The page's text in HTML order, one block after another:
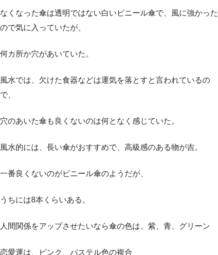
なくなった傘は透明ではない白いビニール傘で、風に強かった
ので気に入っていたが、
何カ所か穴があいていた。
風水では、欠けた食器などは運気を落とすと言われているの
で、
穴のあいた傘も良くないのは何となく感じていた。
風水的には、長い傘がおすすめで、高級感のある物が吉。
一番良くないのがビニール傘のようだが、
うちには8本くらいある。
人間関係をアップさせたいなら傘の色は、紫、青、グリーン
恋愛運は、ピンク、パステル色の複合